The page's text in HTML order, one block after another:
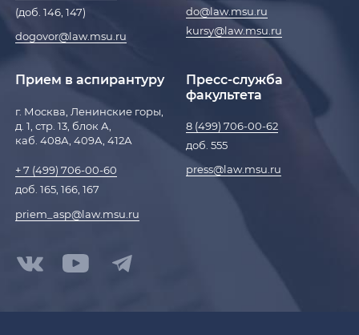
(доб. 146, 147)
dogovor@law.msu.ru
do@law.msu.ru
kursy@law.msu.ru
Прием в аспирантуру
г. Москва, Ленинские горы,
д. 1, стр. 13, блок А,
каб. 408А, 409А, 412А
+ 7 (499) 706-00-60
доб. 165, 166, 167
priem_asp@law.msu.ru
Пресс-служба
факультета
8 (499) 706-00-62
доб. 555
press@law.msu.ru